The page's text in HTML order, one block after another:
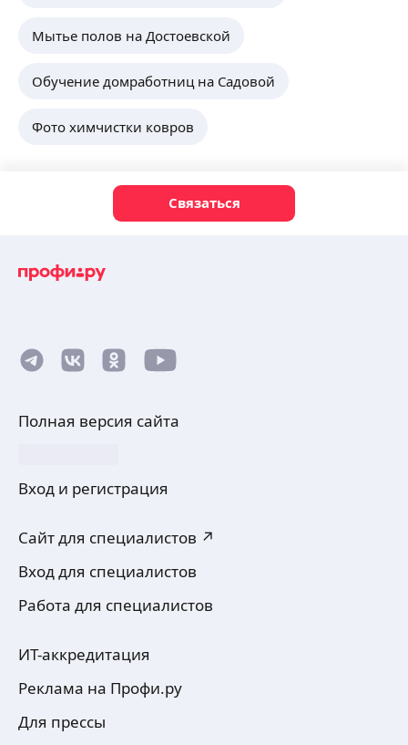
Мытье полов на Достоевской
Обучение домработниц на Садовой
Фото химчистки ковров
Связаться
Полная версия сайта
Вход и регистрация
Сайт для специалистов ↗
Вход для специалистов
Работа для специалистов
ИТ-аккредитация
Реклама на Профи.ру
Для прессы